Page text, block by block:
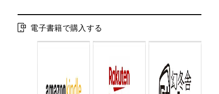
電子書籍で購入する